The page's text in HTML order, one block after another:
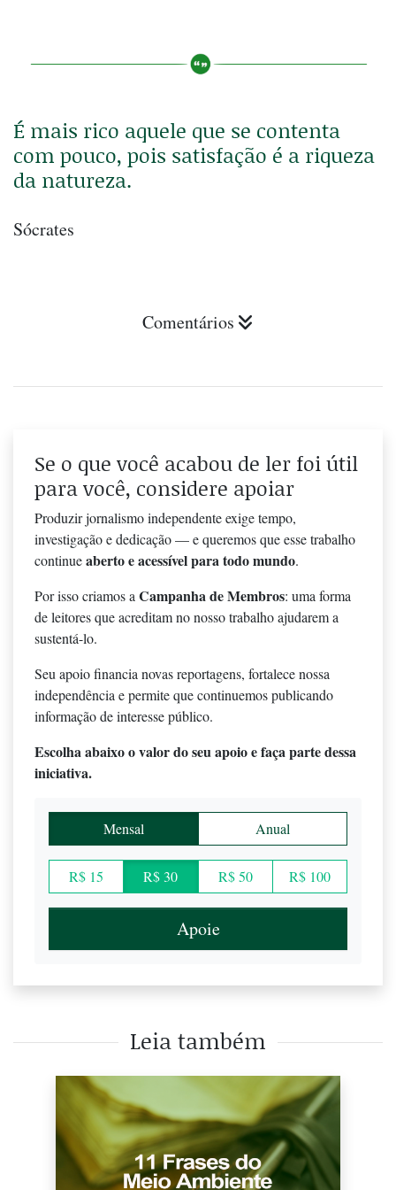
É mais rico aquele que se contenta
com pouco, pois satisfação é a riqueza
da natureza.
Sócrates
Comentários
Se o que você acabou de ler foi útil
para você, considere apoiar
Produzir jornalismo independente exige tempo,
investigação e dedicação — e queremos que esse trabalho
continueaberto e acessível para todo mundo.
Por isso criamos a Campanha de Membros: uma forma
de leitores que acreditam no nosso trabalho ajudarem a
sustentá-lo.
Seu apoio financia novas reportagens, fortalece nossa
independência e permite que continuemos publicando
informação de interesse público.
Escolha abaixo o valor do seu apoio e faça parte dessa
iniciativa.
Mensal Anual
R$ 15 R$ 30 R$ 50 R$ 100
Apoie
Leia também